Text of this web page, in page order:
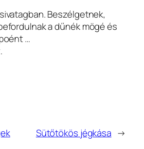
Beszélgetnek,
a dűnék mögé és
…
Sütőtökös jégkása →